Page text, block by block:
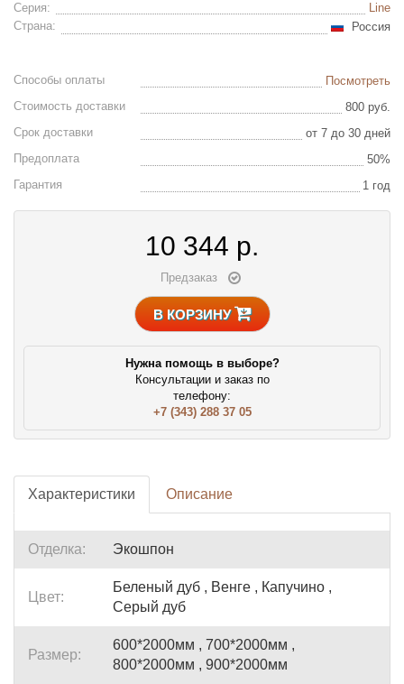
Серия:
Line
Страна:
Россия
Способы оплаты
Посмотреть
Стоимость доставки
800 руб.
Срок доставки
от 7 до 30 дней
Предоплата
50%
Гарантия
1 год
10 344 р.
Предзаказ
В КОРЗИНУ
Нужна помощь в выборе?
Консультации и заказ по
телефону:
+7 (343) 288 37 05
Характеристики Описание
Отделка: Экошпон
Цвет:
Беленый дуб , Венге , Капучино ,
Серый дуб
Размер:
600*2000мм , 700*2000мм ,
800*2000мм , 900*2000мм